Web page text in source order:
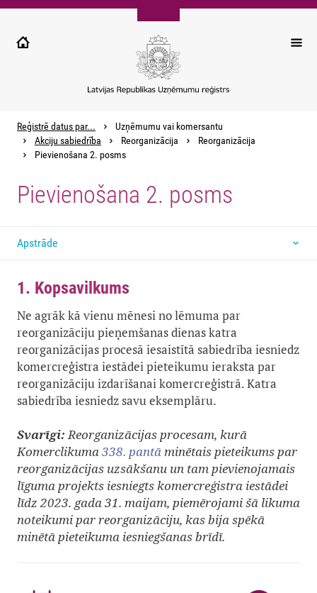
Pārlekt
galveno
Reģistrē datus par...
Uzņēmumu vai komersantu
Akciju sabiedrība
Reorganizācija
Reorganizācija
Pievienošana 2. posms
Pievienošana 2. posms
Apstrāde
1. Kopsavilkums
Ne agrāk kā vienu mēnesi no lēmuma par
reorganizāciju pieņemšanas dienas katra
reorganizācijas procesā iesaistītā sabiedrība iesniedz
komercreģistra iestādei pieteikumu ieraksta par
reorganizāciju izdarīšanai komercreģistrā. Katra
sabiedrība iesniedz savu eksemplāru.
Svarīgi:Reorganizācijas procesam, kurā
Komerclikuma338. pantāminētais pieteikums par
reorganizācijas uzsākšanu un tam pievienojamais
līguma projekts iesniegts komercreģistra iestādei
līdz 2023. gada 31. maijam, piemērojami šā likuma
noteikumi par reorganizāciju, kas bija spēkā
minētā pieteikuma iesniegšanas brīdī.